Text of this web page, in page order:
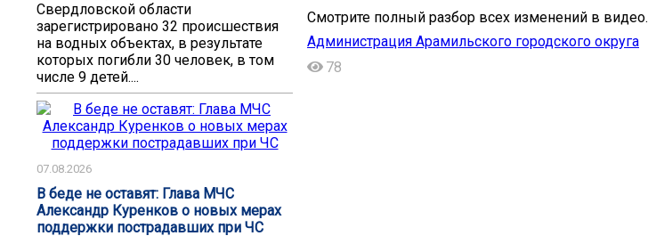
Свердловской области
зарегистрировано 32 происшествия
на водных объектах, в результате
которых погибли 30 человек, в том
числе 9 детей....
07.08.2026
В беде не оставят: Глава МЧС
Александр Куренков о новых мерах
поддержки пострадавших при ЧС
Смотрите полный разбор всех изменений в видео.
Администрация Арамильского городского округа
78